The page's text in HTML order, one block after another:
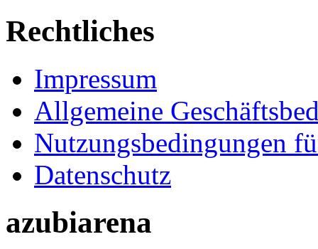
Rechtliches
Impressum
Allgemeine
Nutzungsbedingungen
Datenschutz
azubiarena